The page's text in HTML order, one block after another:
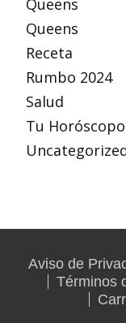
Queens
Queens
Receta
Rumbo 2024
Salud
Tu Horóscopo
Aviso de
Términos